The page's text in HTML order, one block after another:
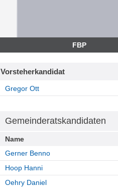
FBP
Vorsteherkandidat
Gregor Ott
Gemeinderatskandidaten
Name
Gerner Benno
Hoop Hanni
Oehry Daniel